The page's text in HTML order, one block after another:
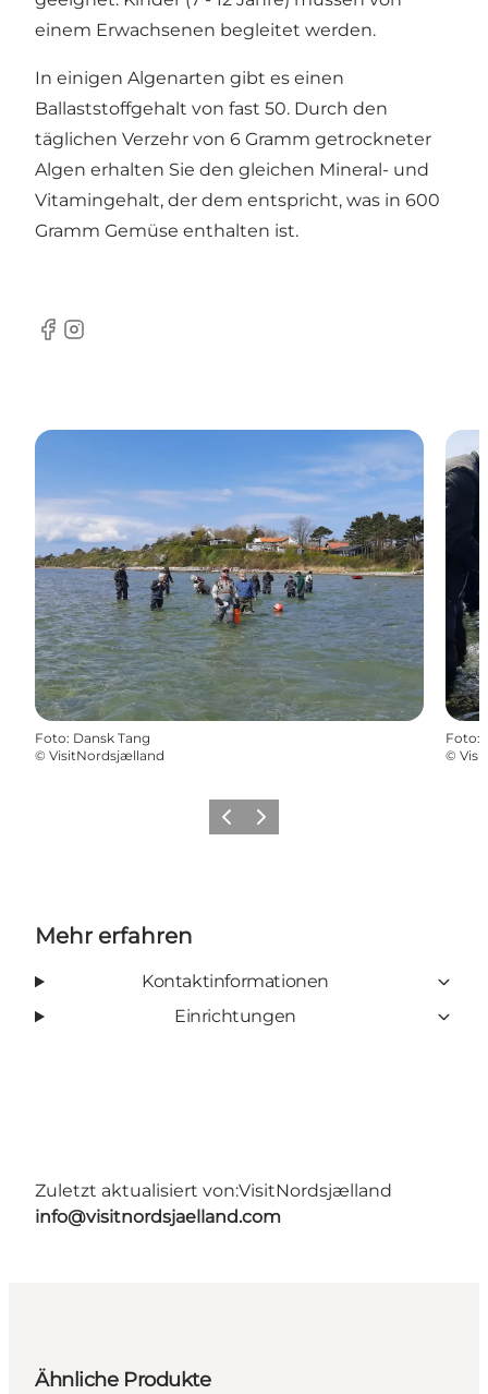
einem Erwachsenen begleitet werden.
In einigen Algenarten gibt es einen
Ballaststoffgehalt von fast 50. Durch den
täglichen Verzehr von 6 Gramm getrockneter
Algen erhalten Sie den gleichen Mineral- und
Vitamingehalt, der dem entspricht, was in 600
Gramm Gemüse enthalten ist.
Facebook
Instagram
Foto: Dansk Tang
© VisitNordsjælland
Foto:
©
ZurückWeiter
Mehr erfahren
Kontaktinformationen
Einrichtungen
Zuletzt aktualisiert von:VisitNordsjælland
info@visitnordsjaelland.com
Ähnliche Produkte